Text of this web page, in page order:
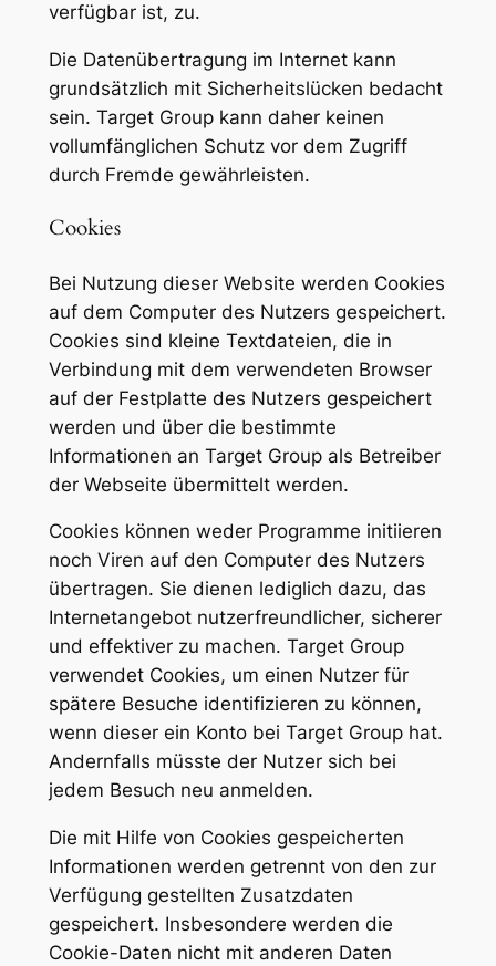
verfügbar ist, zu.
Die Datenübertragung im Internet kann
grundsätzlich mit Sicherheitslücken bedacht
sein. Target Group kann daher keinen
vollumfänglichen Schutz vor dem Zugriff
durch Fremde gewährleisten.
Cookies
Bei Nutzung dieser Website werden Cookies
auf dem Computer des Nutzers gespeichert.
Cookies sind kleine Textdateien, die in
Verbindung mit dem verwendeten Browser
auf der Festplatte des Nutzers gespeichert
werden und über die bestimmte
Informationen an Target Group als Betreiber
der Webseite übermittelt werden.
Cookies können weder Programme initiieren
noch Viren auf den Computer des Nutzers
übertragen. Sie dienen lediglich dazu, das
Internetangebot nutzerfreundlicher, sicherer
und effektiver zu machen. Target Group
verwendet Cookies, um einen Nutzer für
spätere Besuche identifizieren zu können,
wenn dieser ein Konto bei Target Group hat.
Andernfalls müsste der Nutzer sich bei
jedem Besuch neu anmelden.
Die mit Hilfe von Cookies gespeicherten
Informationen werden getrennt von den zur
Verfügung gestellten Zusatzdaten
gespeichert. Insbesondere werden die
Cookie-Daten nicht mit anderen Daten